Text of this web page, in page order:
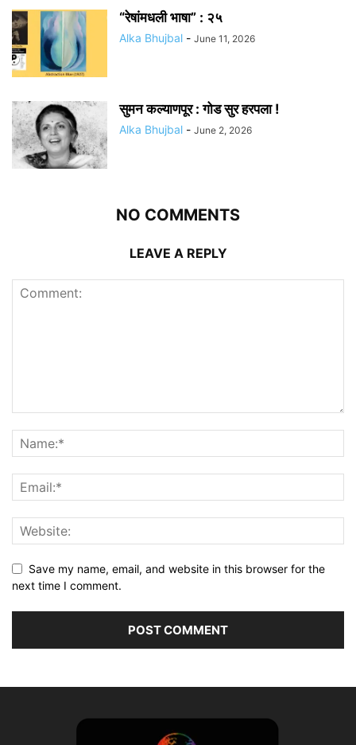
“रेषांमधली भाषा” : २५
Alka Bhujbal - June 11, 2026
सुमन कल्याणपूर : गोड सुर हरपला !
Alka Bhujbal - June 2, 2026
NO COMMENTS
LEAVE A REPLY
Save my name, email, and website in this browser for the
next time I comment.